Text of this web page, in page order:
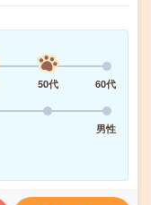
50代
60代
男性